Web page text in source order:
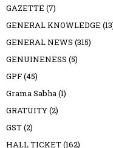
GAZETTE (7)
GENERAL KNOWLEDGE
GENERAL NEWS (315)
GENUINENESS (5)
GPF(45)
Grama Sabha(1)
GRATUITY(2)
GST(2)
HALL TICKET(162)